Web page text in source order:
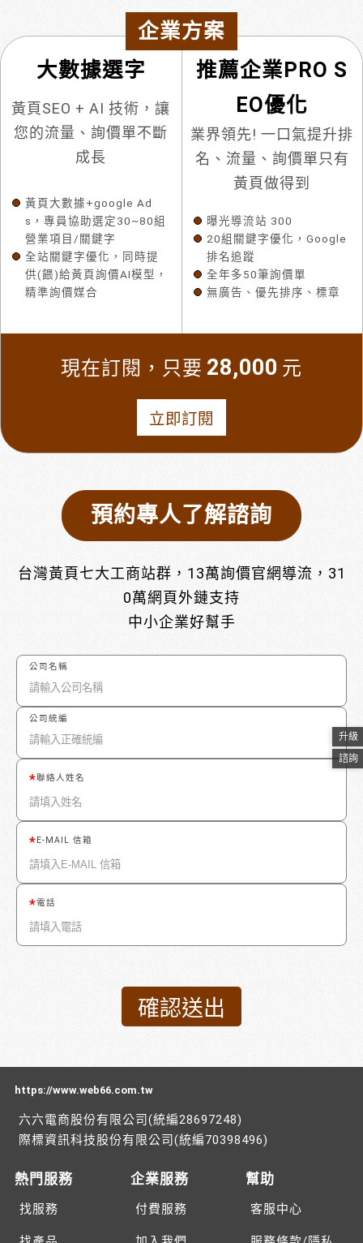
企業方案
大數據選字
黃頁SEO + AI 技術，讓
您的流量、詢價單不斷
成長
黃頁大數據+google Ad
s，專員協助選定30~80組
營業項目/關鍵字
全站關鍵字優化，同時提
供(餵)給黃頁詢價AI模型，
精準詢價媒合
推薦企業PRO S
EO優化
業界領先! 一口氣提升排
名、流量、詢價單只有
黃頁做得到
曝光導流站 300
20組關鍵字優化，Google
排名追蹤
全年多50筆詢價單
無廣告、優先排序、標章
現在訂閱，只要 28,000 元
立即訂閱
預約專人了解諮詢
台灣黃頁七大工商站群，13萬詢價官網導流，31
0萬網頁外鏈支持
中小企業好幫手
公司名稱
公司統編
聯絡人姓名
E-MAIL 信箱
電話
https://www.web66.com.tw
六六電商股份有限公司(統編28697248)
際標資訊科技股份有限公司(統編70398496)
熱門服務
找服務
企業服務
付費服務
幫助
客服中心
升級
諮詢